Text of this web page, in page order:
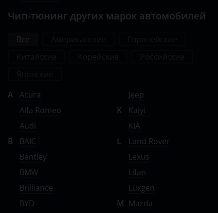
Чип-тюнинг других марок автомобилей
Все
A
Acura
Alfa Romeo
Audi
B
BAIC
Bentley
BMW
Brilliance
BYD
Jeep
K
Kaiyi
KIA
L
Land Rover
Lexus
Lifan
Luxgen
M Mazda